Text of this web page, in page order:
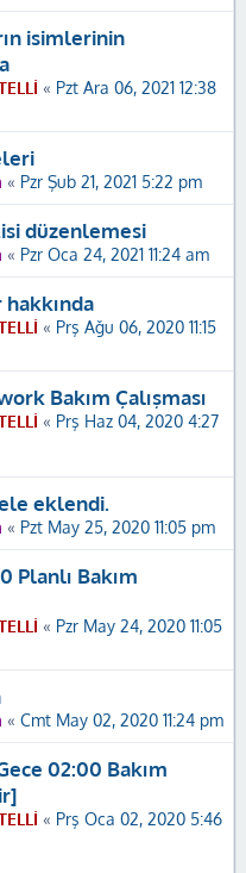
isimlerinin
« Pzt Ara 06, 2021 12:38
« Pzr Şub 21, 2021 5:22 pm
düzenlemesi
« Pzr Oca 24, 2021 11:24 am
« Prş Ağu 06, 2020 11:15
Bakım Çalışması
« Prş Haz 04, 2020 4:27
eklendi.
« Pzt May 25, 2020 11:05 pm
Planlı Bakım
« Pzr May 24, 2020 11:05
« Cmt May 02, 2020 11:24 pm
02:00 Bakım
« Prş Oca 02, 2020 5:46